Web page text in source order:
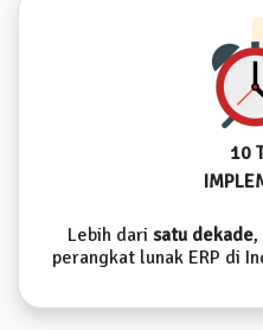
10
Lebih dari satu dekade,
perangkat lunak ERP di